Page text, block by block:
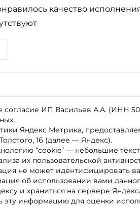
качество
согласие ИП Васильев А.А. (ИНН
Яндекс Метрика,
16 (далее — Яндекс).
“cookie” — небольшие
их пользовательской
не может идентифицировать
об использовании вами
и храниться на сервере
эту информацию для оценки
ПД
Каталог товаров
Акции
Новинки
Бренды
Партнерская